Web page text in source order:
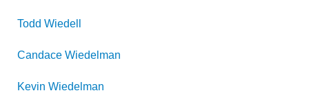
Todd Wiedell
Candace Wiedelman
Kevin Wiedelman